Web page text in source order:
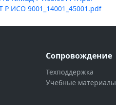
Р ИСО 9001_14001_45001.pdf
Сопровождение
Техподдержка
Учебные материалы